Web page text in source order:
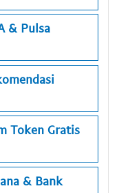
& Pulsa
Token Gratis
& Bank